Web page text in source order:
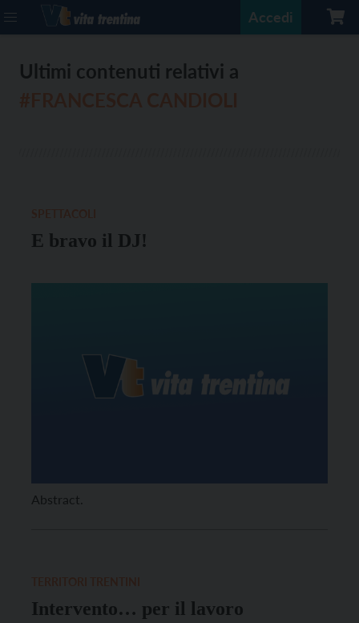
Accedi
Ultimi contenuti relativi a
E bravo il DJ!
Abstract.
Intervento… per il lavoro